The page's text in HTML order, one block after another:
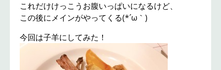
これだけけっこうお腹いっぱいになるけど、
この後にメインがやってくる(*´ω｀)
今回は子羊にしてみた！